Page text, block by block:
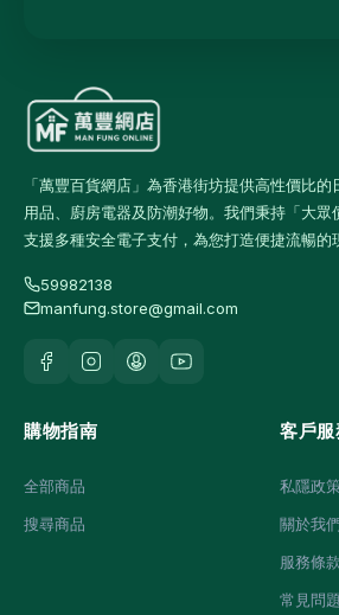
「萬豐百貨網店」為香港街坊提供高性價比
用品、廚房電器及防潮好物。我們秉持「大眾
支援多種安全電子支付，為您打造便捷流暢的
59982138
manfung.store@gmail.com
購物指南
全部商品
搜尋商品
客戶服
私隱政
關於我們
服務條
常見問題